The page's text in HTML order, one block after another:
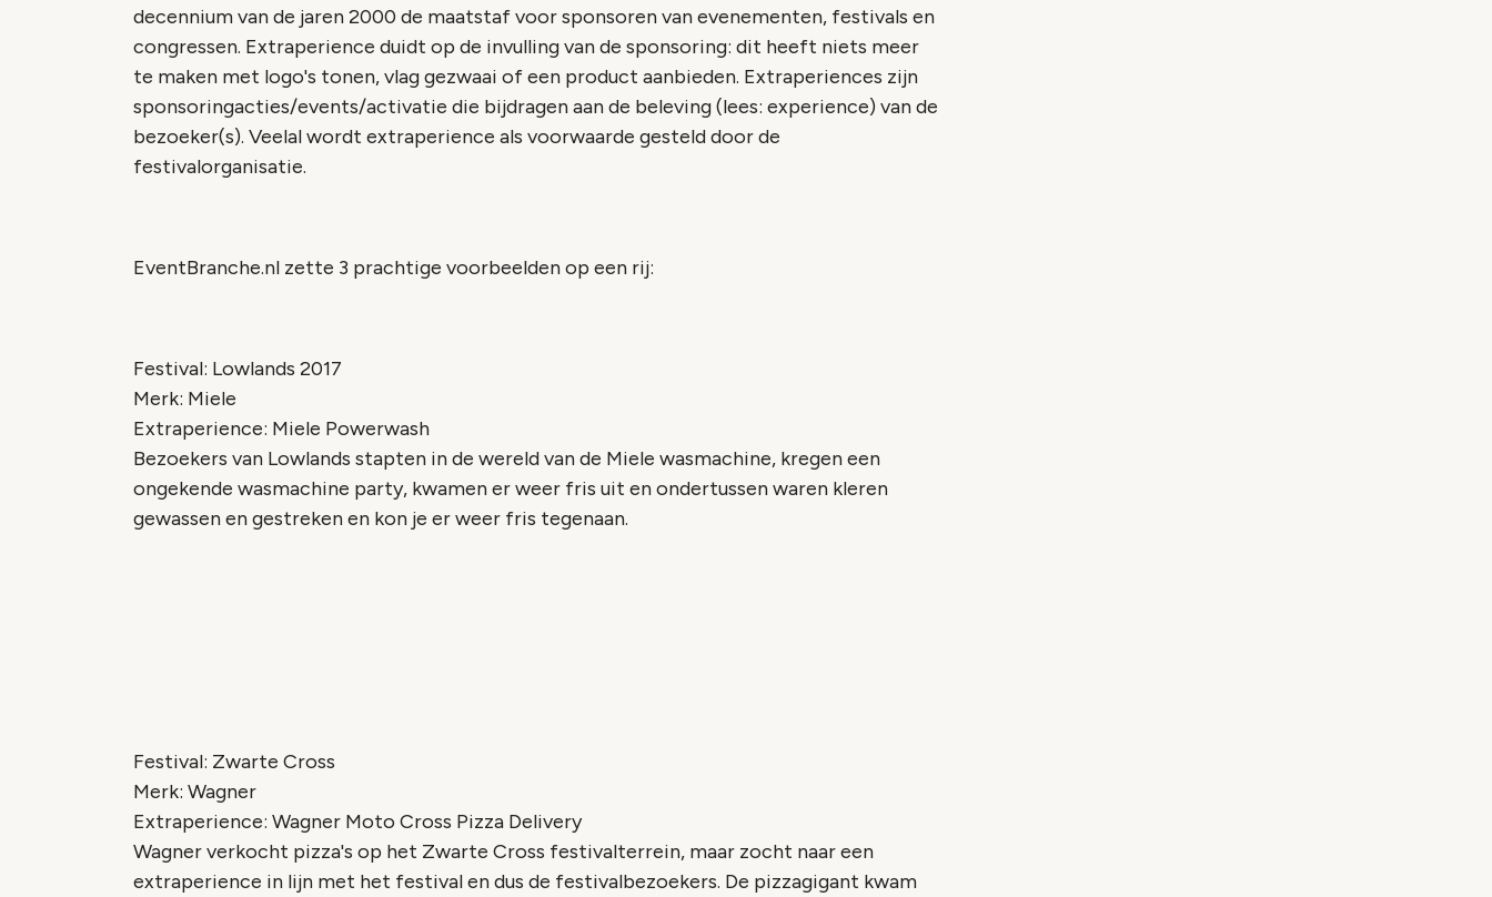
decennium van de jaren 2000 de maatstaf voor sponsoren van evenementen, festivals en
congressen. Extraperience duidt op de invulling van de sponsoring: dit heeft niets meer
te maken met logo's tonen, vlag gezwaai of een product aanbieden. Extraperiences zijn
sponsoringacties/events/activatie die bijdragen aan de beleving (lees: experience) van de
bezoeker(s). Veelal wordt extraperience als voorwaarde gesteld door de
festivalorganisatie.
EventBranche.nl zette 3 prachtige voorbeelden op een rij:
Festival: Lowlands 2017
Merk: Miele
Extraperience: Miele Powerwash
Bezoekers van Lowlands stapten in de wereld van de Miele wasmachine, kregen een
ongekende wasmachine party, kwamen er weer fris uit en ondertussen waren kleren
gewassen en gestreken en kon je er weer fris tegenaan.
Festival: Zwarte Cross
Merk: Wagner
Extraperience: Wagner Moto Cross Pizza Delivery
Wagner verkocht pizza's op het Zwarte Cross festivalterrein, maar zocht naar een
extraperience in lijn met het festival en dus de festivalbezoekers. De pizzagigant kwam